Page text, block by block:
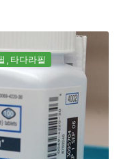
타다라필